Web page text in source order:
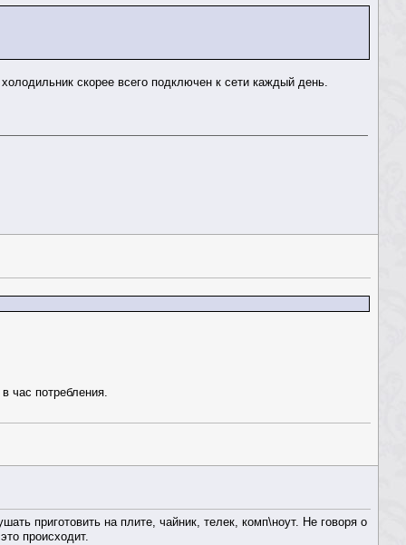
скорее всего подключен к сети каждый день.
час потребления.
приготовить на плите, чайник, телек, комп\ноут. Не говоря о
происходит.